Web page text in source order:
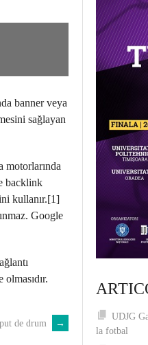
banner veya
sağlayan
motorlarında
backlink
kullanır.[1]
Google
de drum →
UDJG
la fotbal